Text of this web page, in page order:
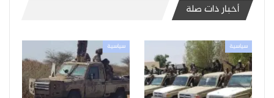
أخبار ذات صلة
سياسية سياسية